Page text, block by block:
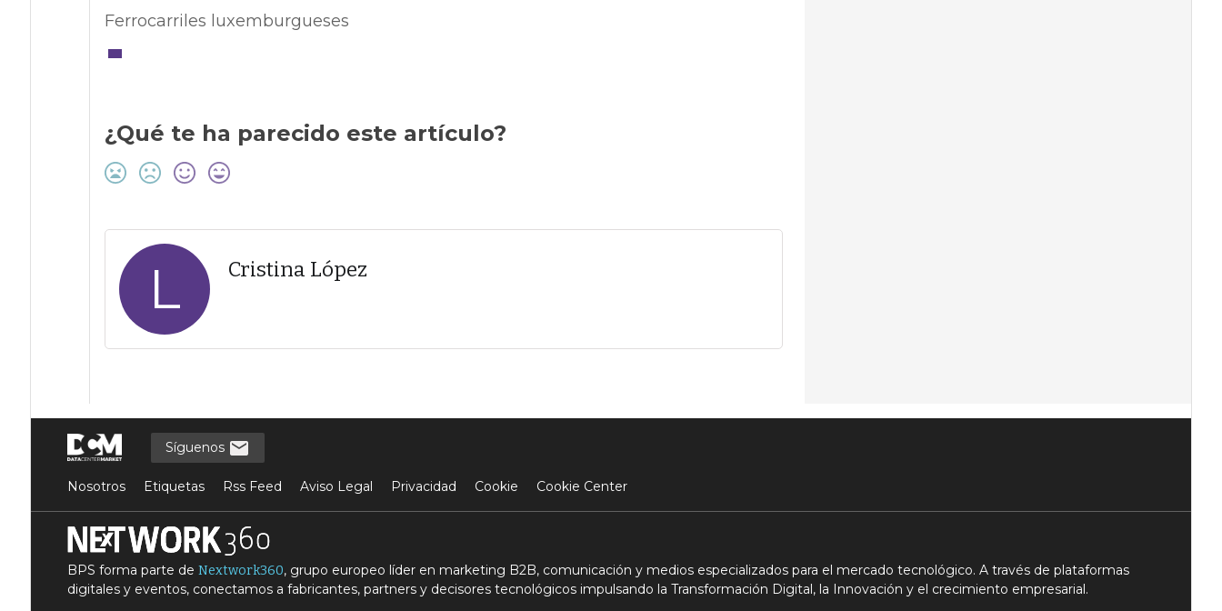
Ferrocarriles luxemburgueses
¿Qué te ha parecido este artículo?
L Cristina López
Síguenos
Nosotros Etiquetas Rss Feed Aviso Legal Privacidad Cookie Cookie Center
BPS forma parte de Nextwork360, grupo europeo líder en marketing B2B, comunicación y medios especializados para el mercado tecnológico. A través de plataformas
digitales y eventos, conectamos a fabricantes, partners y decisores tecnológicos impulsando la Transformación Digital, la Innovación y el crecimiento empresarial.